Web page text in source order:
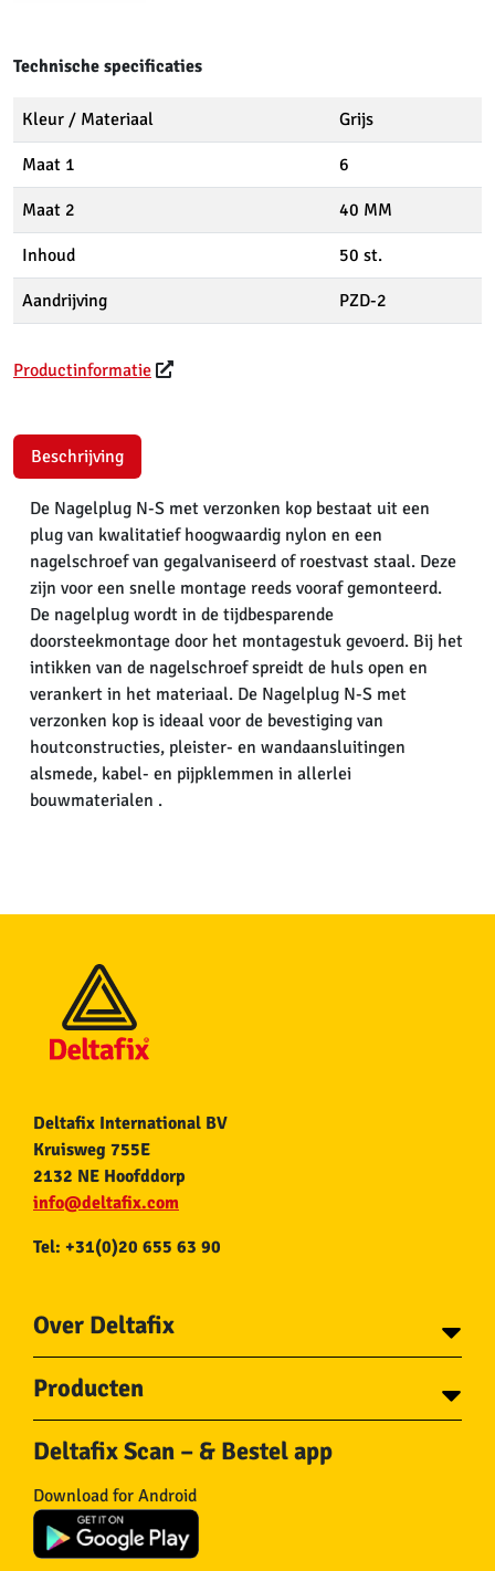
Technische specificaties
Kleur / Materiaal Grijs
Maat 1 6
Maat 2 40 MM
Inhoud 50 st.
Aandrijving PZD-2
Productinformatie
Beschrijving
De Nagelplug N-S met verzonken kop bestaat uit een
plug van kwalitatief hoogwaardig nylon en een
nagelschroef van gegalvaniseerd of roestvast staal. Deze
zijn voor een snelle montage reeds vooraf gemonteerd.
De nagelplug wordt in de tijdbesparende
doorsteekmontage door het montagestuk gevoerd. Bij het
intikken van de nagelschroef spreidt de huls open en
verankert in het materiaal. De Nagelplug N-S met
verzonken kop is ideaal voor de bevestiging van
houtconstructies, pleister- en wandaansluitingen
alsmede, kabel- en pijpklemmen in allerlei
bouwmaterialen .
Deltafix International BV
Kruisweg 755E
2132 NE Hoofddorp
info@deltafix.com
Tel: +31(0)20 655 63 90
Over Deltafix
Voor gemeentes
Over Deltafix
Producten
Schroeven
Bouten
Draadnagels
Pluggen
Beslag
Ketting en Toebehoren
Deltafix Scan – & Bestel app
Download for Android